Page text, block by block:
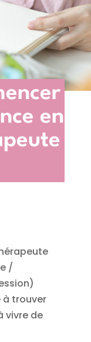
en
/
à trouver
vivre de